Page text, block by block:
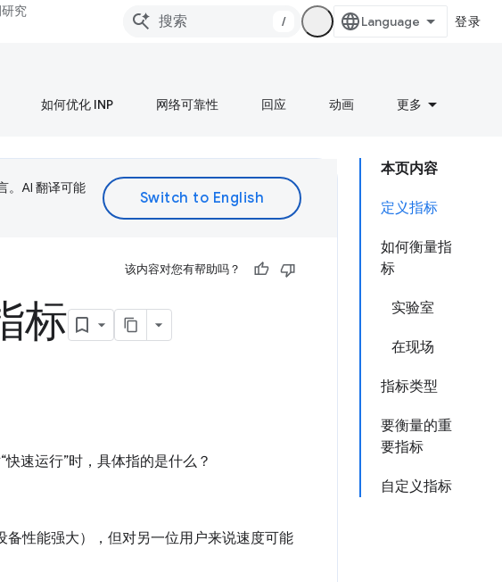
究
/ 登录
如何优化 INP 网络可靠性 回应 动画 更多
本页内容
定义指标
如何衡量指
标
实验室
在现场
指标类型
要衡量的重
要指标
自定义指标
。AI 翻译可能
该内容对您有帮助吗？
标
速运行”时，具体指的是什么？
性能强大），但对另一位用户来说速度可能